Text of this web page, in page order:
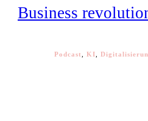
Business
Podcast KI